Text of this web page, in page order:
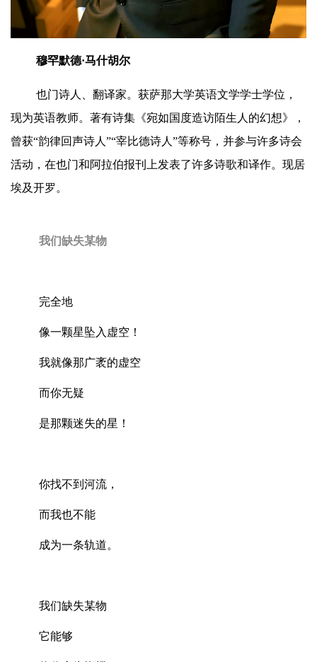
穆罕默德·马什胡尔
也门诗人、翻译家。获萨那大学英语文学学士学位，
现为英语教师。著有诗集《宛如国度造访陌生人的幻想》，
曾获“韵律回声诗人”“宰比德诗人”等称号，并参与许多诗会
活动，在也门和阿拉伯报刊上发表了许多诗歌和译作。现居
埃及开罗。
我们缺失某物
完全地
像一颗星坠入虚空！
我就像那广袤的虚空
而你无疑
是那颗迷失的星！
你找不到河流，
而我也不能
成为一条轨道。
我们缺失某物
它能够